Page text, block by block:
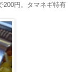
200円。タマネギ特有